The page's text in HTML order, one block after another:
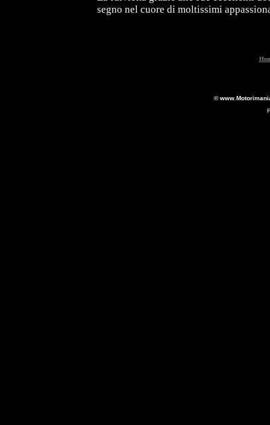
segno nel cuore di moltissimi
©